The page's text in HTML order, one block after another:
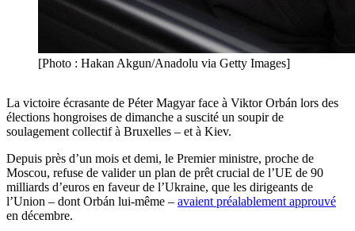
[Photo : Hakan Akgun/Anadolu via Getty Images]
La victoire écrasante de Péter Magyar face à Viktor Orbán lors des
élections hongroises de dimanche a suscité un soupir de
soulagement collectif à Bruxelles – et à Kiev.
Depuis près d’un mois et demi, le Premier ministre, proche de
Moscou, refuse de valider un plan de prêt crucial de l’UE de 90
milliards d’euros en faveur de l’Ukraine, que les dirigeants de
l’Union – dont Orbán lui-même – avaient préalablement approuvé
en décembre.